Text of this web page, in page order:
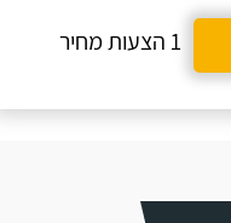
1 הצעות מחיר